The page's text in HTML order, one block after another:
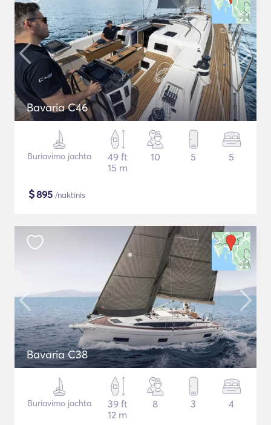
Bavaria C46
Buriavimo jachta
49 ft
15 m
10 5 5
$895 /naktinis
Bavaria C38
Buriavimo jachta
39 ft
12 m
8 3 4